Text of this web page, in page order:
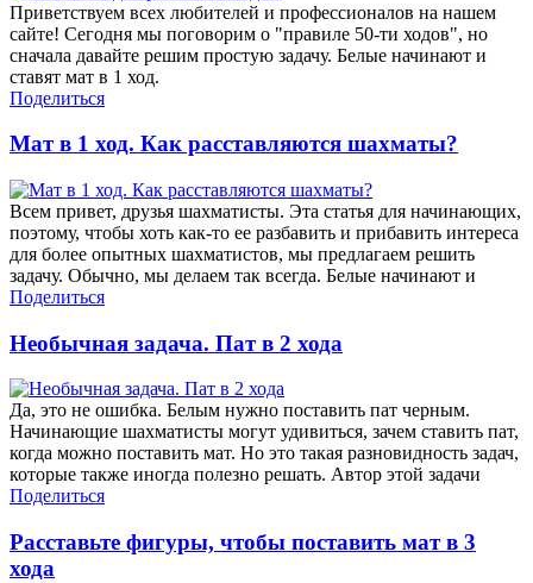
Приветствуем всех любителей и профессионалов на нашем
сайте! Сегодня мы поговорим о "правиле 50-ти ходов", но
сначала давайте решим простую задачу. Белые начинают и
ставят мат в 1 ход.
Поделиться
Мат в 1 ход. Как расставляются шахматы?
Всем привет, друзья шахматисты. Эта статья для начинающих,
поэтому, чтобы хоть как-то ее разбавить и прибавить интереса
для более опытных шахматистов, мы предлагаем решить
задачу. Обычно, мы делаем так всегда. Белые начинают и
Поделиться
Необычная задача. Пат в 2 хода
Да, это не ошибка. Белым нужно поставить пат черным.
Начинающие шахматисты могут удивиться, зачем ставить пат,
когда можно поставить мат. Но это такая разновидность задач,
которые также иногда полезно решать. Автор этой задачи
Поделиться
Расставьте фигуры, чтобы поставить мат в 3
хода